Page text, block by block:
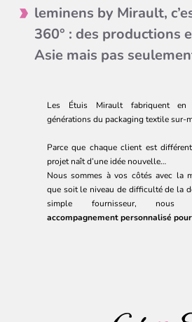
leminens by Mirault,
360° : des productions
Asie mais pas
Les Étuis Mirault fabriquent
générations du packaging textile sur-
Parce que chaque client est
projet naît d’une idée nouvelle…
Nous sommes à vos côtés avec la
que soit le niveau de difficulté de la
simple fournisseur, nous
accompagnement personnalisé